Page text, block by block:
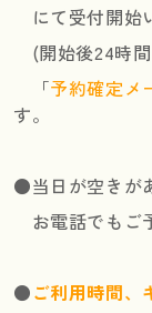
にて受付開始
(開始後24時
「予約確定メ
す。
●当日が空きが
お電話でもご
●ご利用時間、